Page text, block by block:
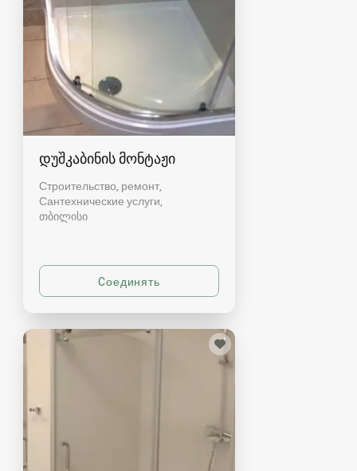
დუშკაბინის მონტაჟი
Строительство, ремонт,
Сантехнические услуги
თბილისი